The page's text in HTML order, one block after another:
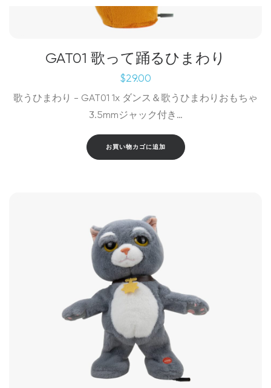
GAT01 歌って踊るひまわり
$29.00
歌うひまわり - GAT01 1x ダンス＆歌うひまわりおもちゃ
3.5mmジャック付き…
お買い物カゴに追加